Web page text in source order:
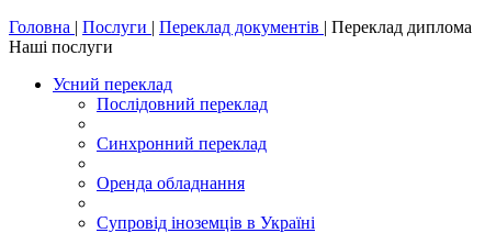
Головна | Послуги | Переклад документів | Переклад диплома
Наші послуги
Усний переклад
Послідовний переклад
Синхронний переклад
Оренда обладнання
Супровід іноземців в Україні